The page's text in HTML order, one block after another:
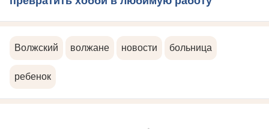
Волжский волжане новости больница
ребенок